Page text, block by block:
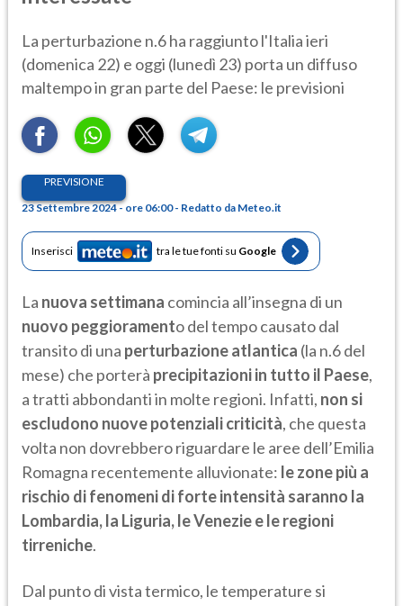
La perturbazione n.6 ha raggiunto l'Italia ieri
(domenica 22) e oggi (lunedì 23) porta un diffuso
maltempo in gran parte del Paese: le previsioni
PREVISIONE
23 Settembre 2024 - ore 06:00 - Redatto da Meteo.it
Inserisci tra le tue fonti su Google
La nuova settimana comincia all’insegna di un
nuovo peggioramento del tempo causato dal
transito di una perturbazione atlantica (la n.6 del
mese) che porterà precipitazioni in tutto il Paese,
a tratti abbondanti in molte regioni. Infatti, non si
escludono nuove potenziali criticità, che questa
volta non dovrebbero riguardare le aree dell’Emilia
Romagna recentemente alluvionate: le zone più a
rischio di fenomeni di forte intensità saranno la
Lombardia, la Liguria, le Venezie e le regioni
tirreniche.
Dal punto di vista termico, le temperature si